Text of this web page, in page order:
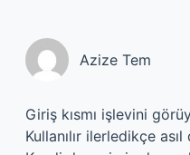
Azize Tem
Giriş kısmı işlevini
Kullanılır ilerledikçe